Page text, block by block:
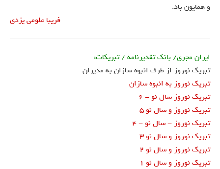
و همایون باد.
فریبا علومی یزدی
ایران مجری/ بانک تقدیرنامه / تبریکات:
تبریک نوروز از طرف انبوه سازان به مدیران
تبریک نوروز به انبوه سازان
تبریک نوروز سال نو - 6
تبریک نوروز و سال نو 5
تبریک نوروز - سال نو - 4
تبریک نوروز و سال نو 3
تبریک نوروز و سال نو 2
تبریک نوروز و سال نو 1